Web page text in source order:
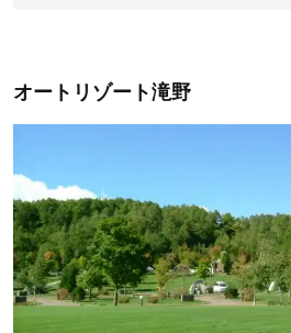
オートリゾート滝野